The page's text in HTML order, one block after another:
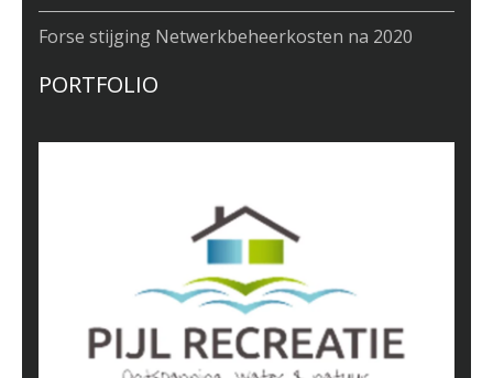
Forse stijging Netwerkbeheerkosten na 2020
PORTFOLIO